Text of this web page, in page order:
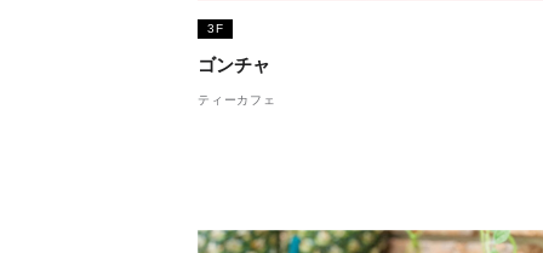
3F
ゴンチャ
ティーカフェ